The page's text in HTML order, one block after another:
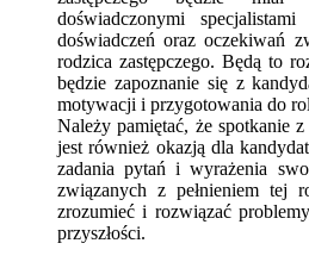
doświadczonymi
doświadczeń oraz oczekiwań
rodzica zastępczego. Będą to
będzie zapoznanie się z
motywacji i przygotowania do
Należy pamiętać, że spotkanie
jest również okazją dla
zadania pytań i wyrażenia
związanych z pełnieniem tej
zrozumieć i rozwiązać
przyszłości.